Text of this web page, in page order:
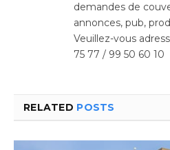
demandes de
annonces, pub,
Veuillez-vous
75 77 / 99 50 60 10
RELATED POSTS